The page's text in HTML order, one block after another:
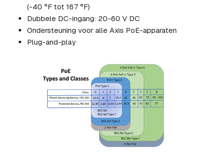
(-40 °F tot 167 °F)
Dubbele DC-ingang: 20-60 V DC
Ondersteuning voor alle Axis PoE-apparaten
Plug-and-play